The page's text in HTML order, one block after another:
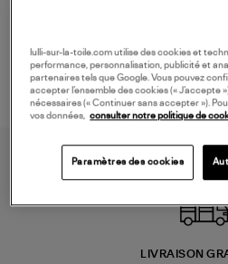
LIVRAISON
lulli-sur-la-toile.com utilise des cookies et
performance, personnalisation, publicité et
partenaires tels que Google. Vous pouvez
accepter l’ensemble des cookies («
nécessaires (« Continuer sans accepter »).
vos données, consulter notre politique de
Paramètres des cookies